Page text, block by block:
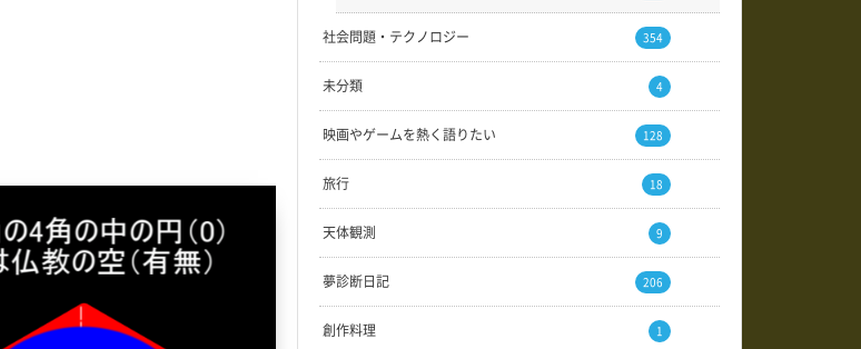
社会問題・テクノロジー 354
未分類 4
映画やゲームを熱く語りたい 128
旅行 18
天体観測 9
夢診断日記 206
創作料理 1